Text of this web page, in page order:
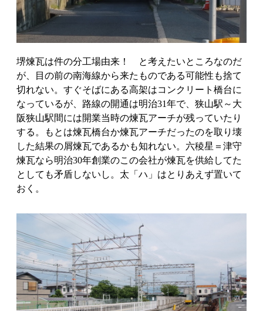
堺煉瓦は件の分工場由来！ と考えたいところなのだ
が、目の前の南海線から来たものである可能性も捨て
切れない。すぐそばにある高架はコンクリート橋台に
なっているが、路線の開通は明治31年で、狭山駅～大
阪狭山駅間には開業当時の煉瓦アーチが残っていたり
する。もとは煉瓦橋台か煉瓦アーチだったのを取り壊
した結果の屑煉瓦であるかも知れない。六稜星＝津守
煉瓦なら明治30年創業のこの会社が煉瓦を供給してた
としても矛盾しないし。太「ハ」はとりあえず置いて
おく。